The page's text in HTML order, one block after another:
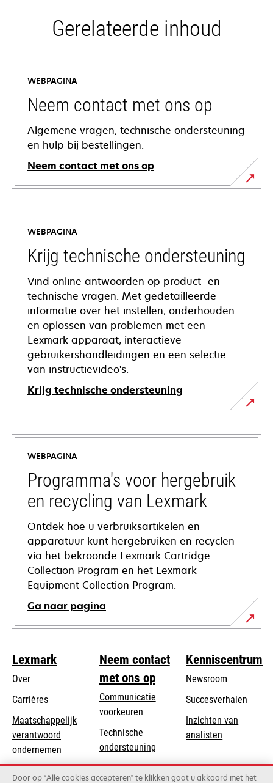
Gerelateerde inhoud
WEBPAGINA
Neem contact met ons op
Algemene vragen, technische ondersteuning
en hulp bij bestellingen.
Neem contact met ons op
WEBPAGINA
Krijg technische ondersteuning
Vind online antwoorden op product- en
technische vragen. Met gedetailleerde
informatie over het instellen, onderhouden
en oplossen van problemen met een
Lexmark apparaat, interactieve
gebruikershandleidingen en een selectie
van instructievideo's.
Krijg technische ondersteuning
opens
in
new
tab
WEBPAGINA
Programma's voor hergebruik
en recycling van Lexmark
Ontdek hoe u verbruiksartikelen en
apparatuur kunt hergebruiken en recyclen
via het bekroonde Lexmark Cartridge
Collection Program en het Lexmark
Equipment Collection Program.
Ga naar pagina
Lexmark
Over
Carrières
Maatschappelijk
verantwoord
ondernemen
in
a
Duurzaamheid
Neem contact
met ons op
Communicatie
voorkeuren
Technische
ondersteuningopens
in
a
Product registratie
Kenniscentrum
Newsroom
Succesverhalen
Inzichten van
analisten
Door op “Alle cookies accepteren” te klikken gaat u akkoord met het